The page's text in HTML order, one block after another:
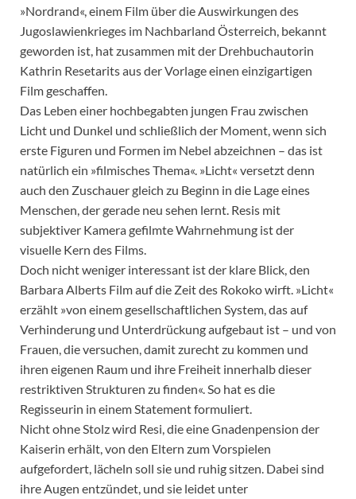
»Nordrand«, einem Film über die Auswirkungen des
Jugoslawienkrieges im Nachbarland Österreich, bekannt
geworden ist, hat zusammen mit der Drehbuchautorin
Kathrin Resetarits aus der Vorlage einen einzigartigen
Film geschaffen.
Das Leben einer hochbegabten jungen Frau zwischen
Licht und Dunkel und schließlich der Moment, wenn sich
erste Figuren und Formen im Nebel abzeichnen – das ist
natürlich ein »filmisches Thema«. »Licht« versetzt denn
auch den Zuschauer gleich zu Beginn in die Lage eines
Menschen, der gerade neu sehen lernt. Resis mit
subjektiver Kamera gefilmte Wahrnehmung ist der
visuelle Kern des Films.
Doch nicht weniger interessant ist der klare Blick, den
Barbara Alberts Film auf die Zeit des Rokoko wirft. »Licht«
erzählt »von einem gesellschaftlichen System, das auf
Verhinderung und Unterdrückung aufgebaut ist – und von
Frauen, die versuchen, damit zurecht zu kommen und
ihren eigenen Raum und ihre Freiheit innerhalb dieser
restriktiven Strukturen zu finden«. So hat es die
Regisseurin in einem Statement formuliert.
Nicht ohne Stolz wird Resi, die eine Gnadenpension der
Kaiserin erhält, von den Eltern zum Vorspielen
aufgefordert, lächeln soll sie und ruhig sitzen. Dabei sind
ihre Augen entzündet, und sie leidet unter